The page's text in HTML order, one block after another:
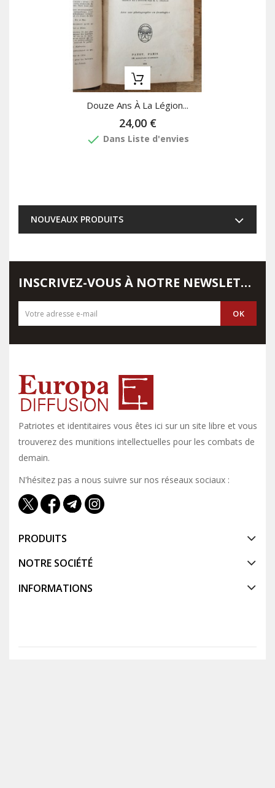
Douze Ans À La Légion...
24,00 €
done Dans Liste d'envies
NOUVEAUX PRODUITS
INSCRIVEZ-VOUS À NOTRE NEWSLETTER
Patriotes et identitaires vous êtes ici sur un site libre et vous y
trouverez des munitions intellectuelles pour les combats de
demain.
N'hésitez pas a nous suivre sur nos réseaux sociaux :
PRODUITS
NOTRE SOCIÉTÉ
INFORMATIONS